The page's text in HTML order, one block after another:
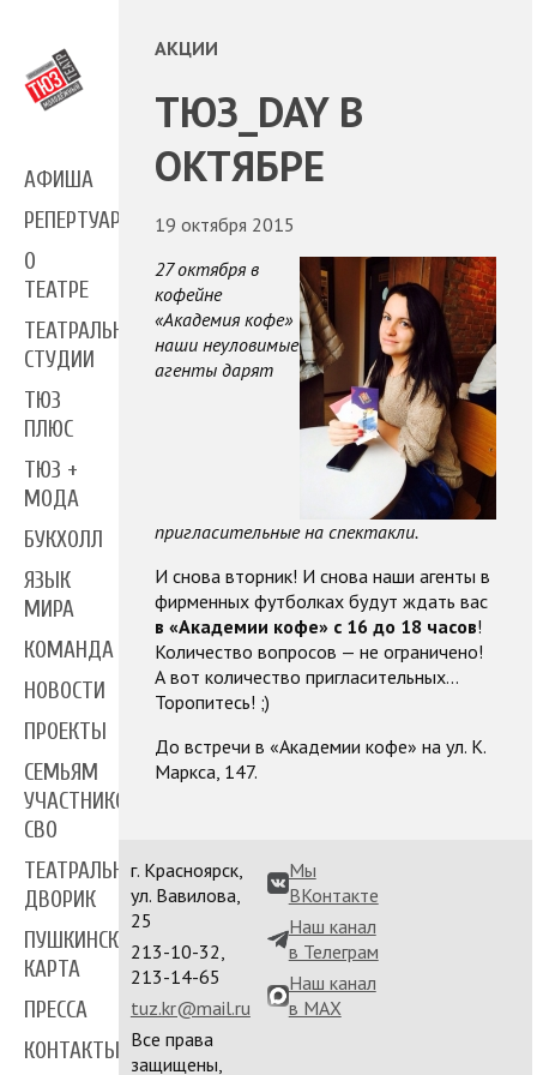
АФИША
РЕПЕРТУАР
О
ТЕАТРЕ
ТЕАТРАЛЬНЫЕ
СТУДИИ
ТЮЗ
ПЛЮС
ТЮЗ +
МОДА
БУКХОЛЛ
ЯЗЫК
МИРА
КОМАНДА
НОВОСТИ
ПРОЕКТЫ
СЕМЬЯМ
УЧАСТНИКОВ
СВО
ТЕАТРАЛЬНЫЙ
ДВОРИК
ПУШКИНСКАЯ
КАРТА
ПРЕССА
КОНТАКТЫ
АКЦИИ
ТЮЗ_DAY В
ОКТЯБРЕ
19 октября 2015
27 октября в
кофейне
«Академия кофе»
наши неуловимые
агенты дарят
пригласительные на спектакли.
И снова вторник! И снова наши агенты в
фирменных футболках будут ждать вас
в «Академии кофе» с 16 до 18 часов!
Количество вопросов — не ограничено!
А вот количество пригласительных...
Торопитесь! ;)
До встречи в «Академии кофе» на ул. К.
Маркса, 147.
г. Красноярск,
ул. Вавилова,
25
213-10-32,
213-14-65
tuz.kr@mail.ru
Все права
защищены,
Мы
ВКонтакте
Наш канал
в Телеграм
Наш канал
в MAX